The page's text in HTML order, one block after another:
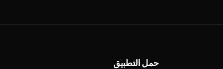
حمل التطبيق